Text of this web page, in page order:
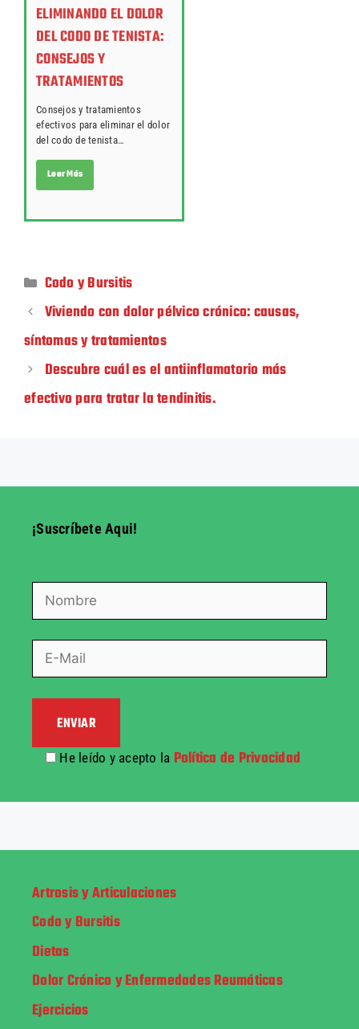
ELIMINANDO EL DOLOR
DEL CODO DE TENISTA:
CONSEJOS Y
TRATAMIENTOS
Consejos y tratamientos
efectivos para eliminar el dolor
del codo de tenista…
Leer Más
Codo y Bursitis
Viviendo con dolor pélvico crónico: causas,
síntomas y tratamientos
Descubre cuál es el antiinflamatorio más
efectivo para tratar la tendinitis.
¡Suscríbete Aqui!
He leído y acepto la Política de Privacidad
Artrosis y Articulaciones
Codo y Bursitis
Dietas
Dolor Crónico y Enfermedades Reumáticas
Ejercicios